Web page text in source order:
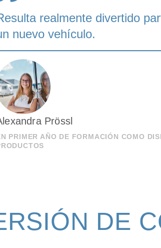
realmente divertido
nuevo vehículo.
Prössl
PRIMER AÑO DE FORMACIÓN COMO
DE